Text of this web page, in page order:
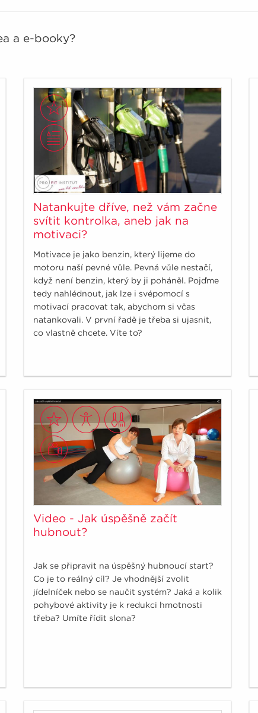
a e-booky?
Natankujte dříve, než vám začne
svítit kontrolka, aneb jak na
motivaci?
Motivace je jako benzin, který lijeme do
motoru naší pevné vůle. Pevná vůle nestačí,
když není benzin, který by ji poháněl. Pojďme
tedy nahlédnout, jak lze i svépomocí s
motivací pracovat tak, abychom si včas
natankovali. V první řadě je třeba si ujasnit,
co vlastně chcete. Víte to?
Video - Jak úspěšně začít
hubnout?
Jak se připravit na úspěšný hubnoucí start?
Co je to reálný cíl? Je vhodnější zvolit
jídelníček nebo se naučit systém? Jaká a kolik
pohybové aktivity je k redukci hmotnosti
třeba? Umíte řídit slona?